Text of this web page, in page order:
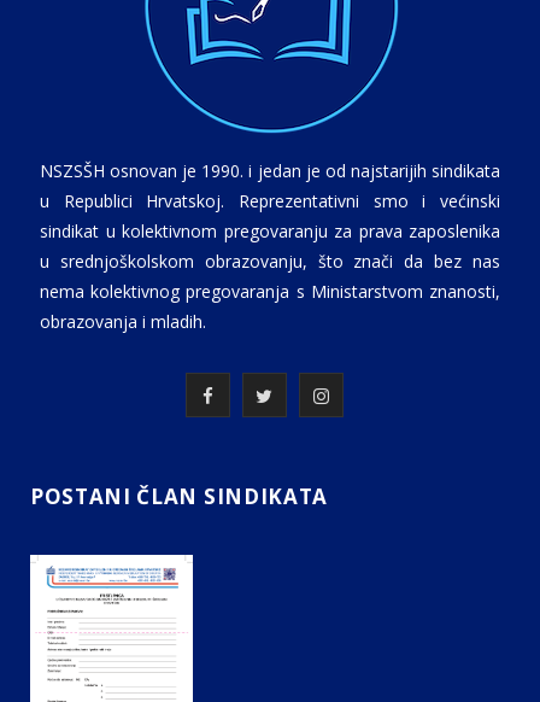
NSZSŠH osnovan je 1990. i jedan je od najstarijih sindikata
u Republici Hrvatskoj. Reprezentativni smo i većinski
sindikat u kolektivnom pregovaranju za prava zaposlenika
u srednjoškolskom obrazovanju, što znači da bez nas
nema kolektivnog pregovaranja s Ministarstvom znanosti,
obrazovanja i mladih.
F
c
i
I
POSTANI ČLAN SINDIKATA